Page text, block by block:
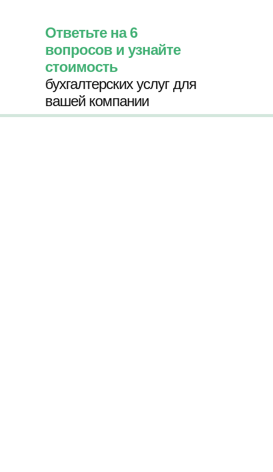
Ответьте на 6
вопросов и узнайте
стоимость
бухгалтерских услуг для
вашей компании